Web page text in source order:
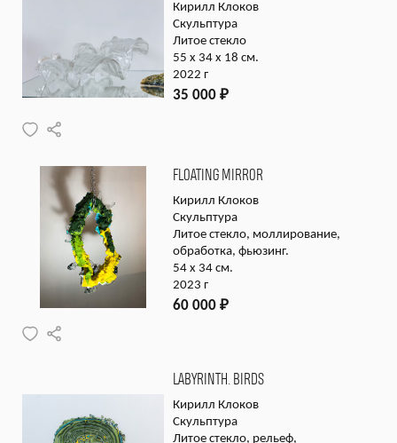
Кирилл Клоков
Скульптура
Литое стекло
55 x 34 x 18 см.
2022 г
35 000 ₽
FLOATING MIRROR
Кирилл Клоков
Скульптура
Литое стекло, моллирование,
обработка, фьюзинг.
54 x 34 см.
2023 г
60 000 ₽
LABYRINTH. BIRDS
Кирилл Клоков
Скульптура
Литое стекло, рельеф,